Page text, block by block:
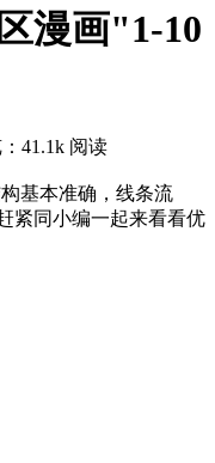
漫画"1-10
41.1k 阅读
基本准确，线条流
紧同小编一起来看看优